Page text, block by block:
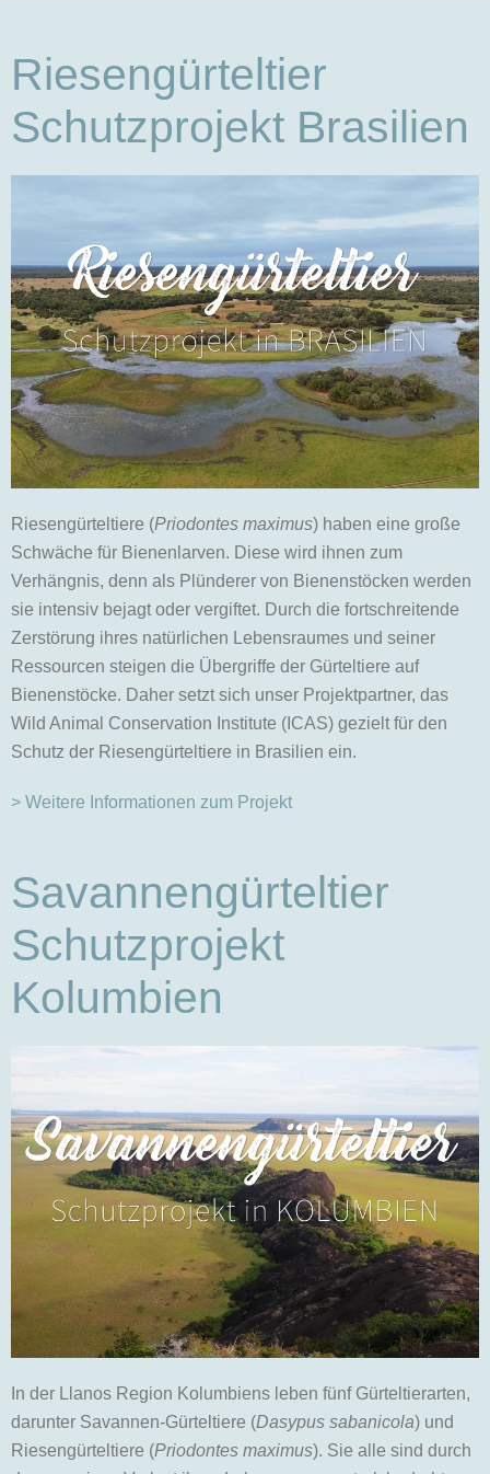
Riesengürteltier
Schutzprojekt Brasilien
Riesengürteltiere (Priodontes maximus) haben eine große
Schwäche für Bienenlarven. Diese wird ihnen zum
Verhängnis, denn als Plünderer von Bienenstöcken werden
sie intensiv bejagt oder vergiftet. Durch die fortschreitende
Zerstörung ihres natürlichen Lebensraumes und seiner
Ressourcen steigen die Übergriffe der Gürteltiere auf
Bienenstöcke. Daher setzt sich unser Projektpartner, das
Wild Animal Conservation Institute (ICAS) gezielt für den
Schutz der Riesengürteltiere in Brasilien ein.
> Weitere Informationen zum Projekt
Savannengürteltier
Schutzprojekt
Kolumbien
In der Llanos Region Kolumbiens leben fünf Gürteltierarten,
darunter Savannen-Gürteltiere (Dasypus sabanicola) und
Riesengürteltiere (Priodontes maximus). Sie alle sind durch